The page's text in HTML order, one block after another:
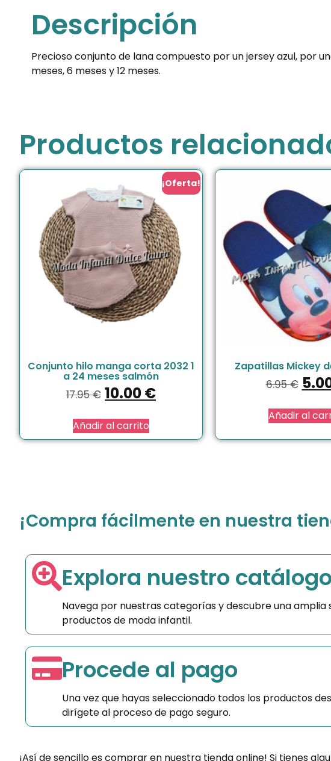
Descripción
Precioso conjunto de lana compuesto por un jersey azul, por
meses, 6 meses y 12 meses.
Productos
¡Oferta!
Conjunto hilo manga corta 2032 1
a 24 meses salmón
17.95€ 10.00€
Añadir al carrito
Zapatillas Mickey
6.95€
Añadir al
¡Compra fácilmente en nuestra
Explora nuestro
Navega por nuestras categorías y descubre una amplia
productos de moda infantil.
Procede al pago
Una vez que hayas seleccionado todos los productos
dirígete al proceso de pago seguro.
¡Así de sencillo es comprar en nuestra tienda online! Si tienes